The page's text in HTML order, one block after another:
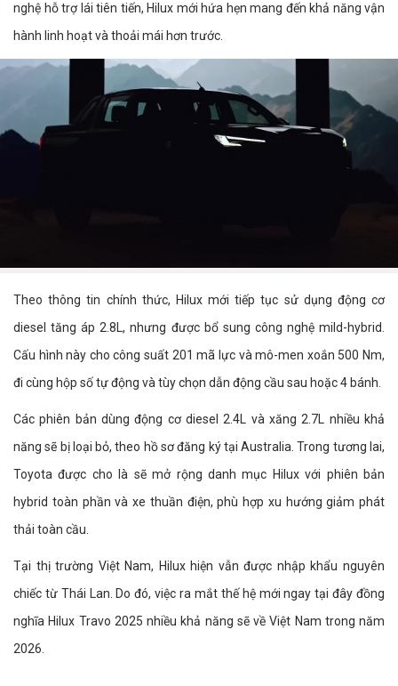
nghệ hỗ trợ lái tiên tiến, Hilux mới hứa hẹn mang đến khả năng vận
hành linh hoạt và thoải mái hơn trước.
Theo thông tin chính thức, Hilux mới tiếp tục sử dụng động cơ
diesel tăng áp 2.8L, nhưng được bổ sung công nghệ mild-hybrid.
Cấu hình này cho công suất 201 mã lực và mô-men xoắn 500 Nm,
đi cùng hộp số tự động và tùy chọn dẫn động cầu sau hoặc 4 bánh.
Các phiên bản dùng động cơ diesel 2.4L và xăng 2.7L nhiều khả
năng sẽ bị loại bỏ, theo hồ sơ đăng ký tại Australia. Trong tương lai,
Toyota được cho là sẽ mở rộng danh mục Hilux với phiên bản
hybrid toàn phần và xe thuần điện, phù hợp xu hướng giảm phát
thải toàn cầu.
Tại thị trường Việt Nam, Hilux hiện vẫn được nhập khẩu nguyên
chiếc từ Thái Lan. Do đó, việc ra mắt thế hệ mới ngay tại đây đồng
nghĩa Hilux Travo 2025 nhiều khả năng sẽ về Việt Nam trong năm
2026.